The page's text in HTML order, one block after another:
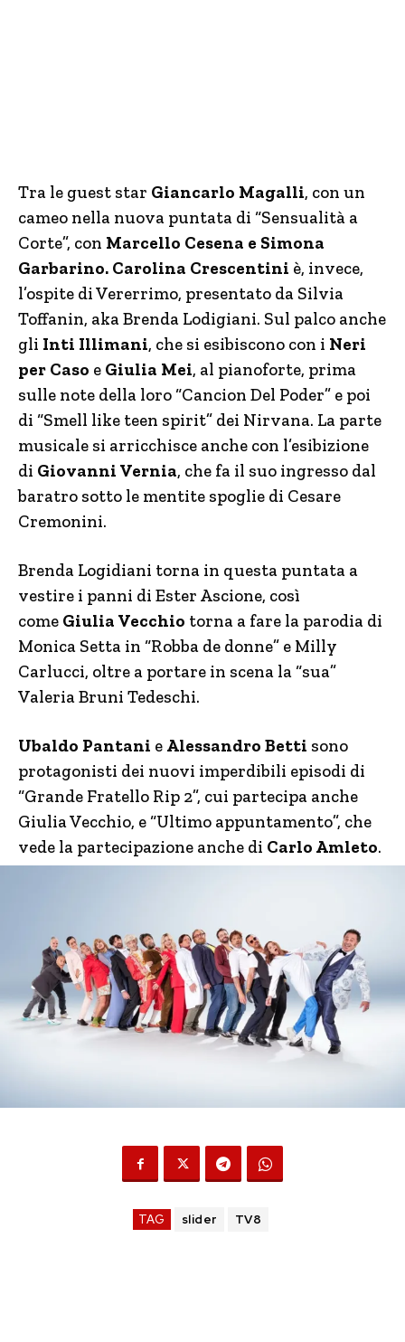
Tra le guest star Giancarlo Magalli, con un
cameo nella nuova puntata di “Sensualità a
Corte”, con Marcello Cesena e Simona
Garbarino. Carolina Crescentini è, invece,
l’ospite di Vererrimo, presentato da Silvia
Toffanin, aka Brenda Lodigiani. Sul palco anche
gli Inti Illimani, che si esibiscono con i Neri
per Caso e Giulia Mei, al pianoforte, prima
sulle note della loro “Cancion Del Poder” e poi
di “Smell like teen spirit” dei Nirvana. La parte
musicale si arricchisce anche con l’esibizione
di Giovanni Vernia, che fa il suo ingresso dal
baratro sotto le mentite spoglie di Cesare
Cremonini.
Brenda Logidiani torna in questa puntata a
vestire i panni di Ester Ascione, così
come Giulia Vecchio torna a fare la parodia di
Monica Setta in “Robba de donne” e Milly
Carlucci, oltre a portare in scena la “sua”
Valeria Bruni Tedeschi.
Ubaldo Pantani e Alessandro Betti sono
protagonisti dei nuovi imperdibili episodi di
“Grande Fratello Rip 2”, cui partecipa anche
Giulia Vecchio, e “Ultimo appuntamento”, che
vede la partecipazione anche di Carlo Amleto.
TAG slider TV8